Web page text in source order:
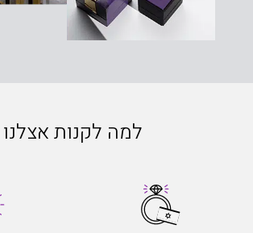
למה לקנות אצלנו